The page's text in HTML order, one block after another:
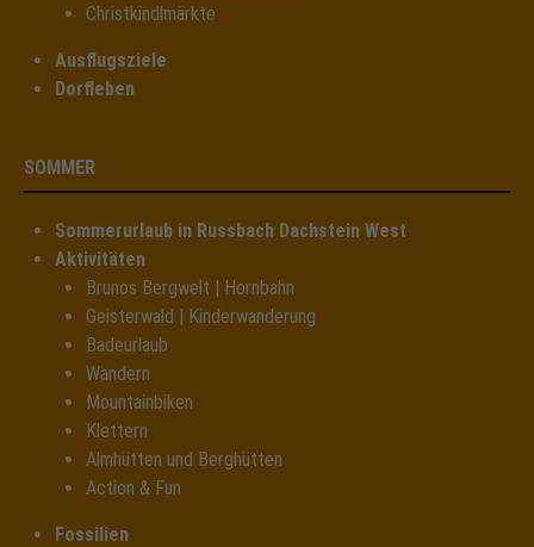
Christkindlmärkte
Ausflugsziele
Dorfleben
SOMMER
Sommerurlaub in Russbach Dachstein West
Aktivitäten
Brunos Bergwelt | Hornbahn
Geisterwald | Kinderwanderung
Badeurlaub
Wandern
Mountainbiken
Klettern
Almhütten und Berghütten
Action & Fun
Fossilien